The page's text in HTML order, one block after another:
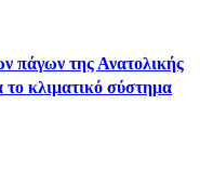
πάγων της Ανατολικής
το κλιματικό σύστημα